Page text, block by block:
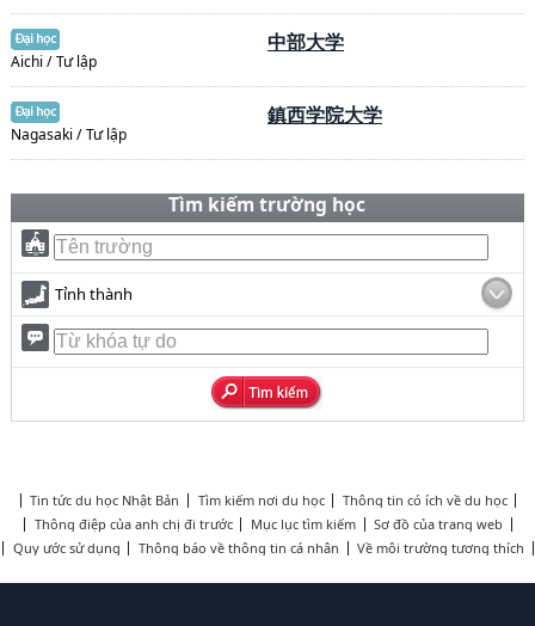
Aichi / Tư lập
中部大学
Nagasaki / Tư lập
鎮西学院大学
Tìm kiếm trường học
Tỉnh thành
Tin tức du học Nhật Bản Tìm kiếm nơi du học
Thông tin có ích về du học
Thông điệp của anh chị đi trước
Mục lục tìm kiếm
Sơ đồ của trang web
Quy ước sử dụng
Thông báo về thông tin cá nhân Về môi trường tương thích